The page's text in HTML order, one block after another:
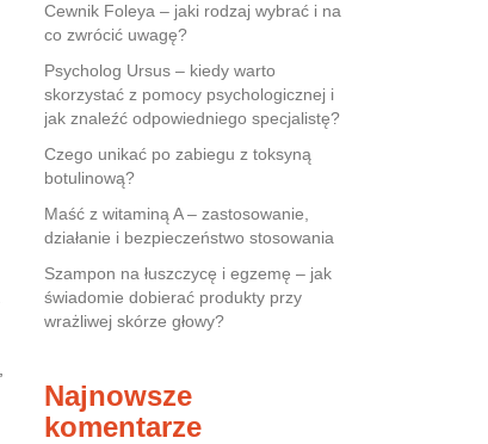
Cewnik Foleya – jaki rodzaj wybrać i na
co zwrócić uwagę?
Psycholog Ursus – kiedy warto
skorzystać z pomocy psychologicznej i
jak znaleźć odpowiedniego specjalistę?
Czego unikać po zabiegu z toksyną
botulinową?
Maść z witaminą A – zastosowanie,
działanie i bezpieczeństwo stosowania
Szampon na łuszczycę i egzemę – jak
świadomie dobierać produkty przy
wrażliwej skórze głowy?
Najnowsze
komentarze